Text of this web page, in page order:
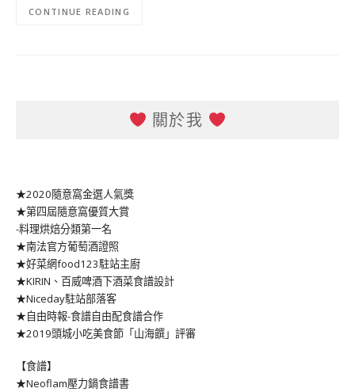
CONTINUE READING
關於我
★2020隨意窩金選人氣獎
★第四屆隨意窩優質大賞
-料理烘焙分類第一名
★南法官方葡萄酒證照
★好菜網food123駐站主廚
★KIRIN、百威啤酒下酒菜食譜設計
★Niceday駐站部落客
★自由時報-食譜自由配食譜合作
★2019頭城小吃美食節「山海饌」評審
【食譜】
★Neoflam壓力鍋食譜書